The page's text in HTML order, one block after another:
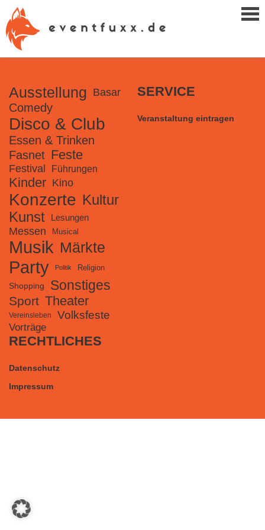
Ausstellung Basar
Comedy
Disco & Club
Essen & Trinken
Fasnet Feste
Festival Führungen
Kinder Kino
Konzerte Kultur
Kunst
Lesungen
Messen Musical
Musik Märkte
Party Politik Religion
Shopping Sonstiges
Sport Theater
Vereinsleben Volksfeste
Vorträge
SERVICE
Veranstaltung eintragen
RECHTLICHES
Datenschutz
Impressum